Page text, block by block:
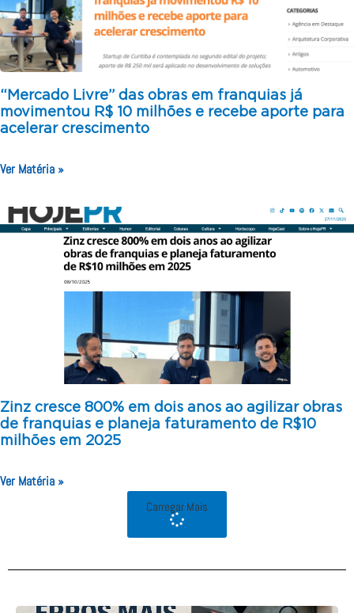
“Mercado Livre” das obras em franquias já
movimentou R$ 10 milhões e recebe aporte para
acelerar crescimento
Ver Matéria »
Zinz cresce 800% em dois anos ao agilizar obras
de franquias e planeja faturamento de R$10
milhões em 2025
Ver Matéria »
Carregar Mais